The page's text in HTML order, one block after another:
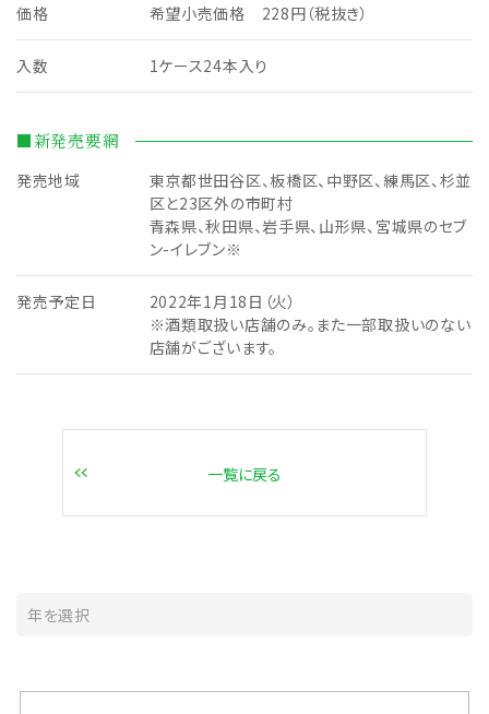
価格 希望小売価格 228円（税抜き）
入数 1ケース24本入り
■新発売要網
発売地域
東京都世田谷区、板橋区、中野区、練馬区、杉並
区と23区外の市町村
青森県、秋田県、岩手県、山形県、宮城県のセブ
ン-イレブン※
発売予定日
2022年1月18日（火）
※酒類取扱い店舗のみ。また一部取扱いのない
店舗がございます。
一覧に戻る